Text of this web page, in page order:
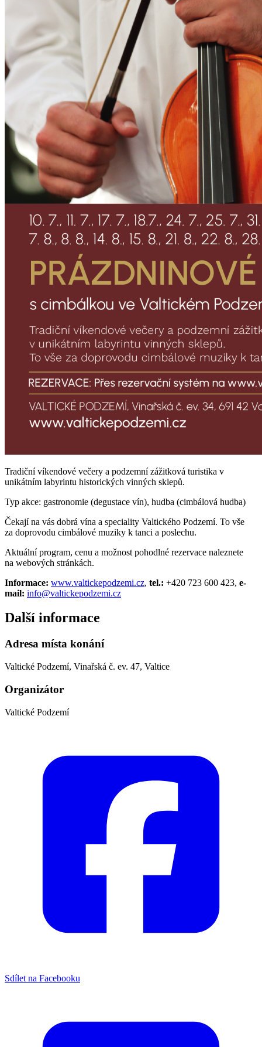
Tradiční víkendové večery a podzemní zážitková turistika v
unikátním labyrintu historických vinných sklepů.
Typ akce: gastronomie (degustace vín), hudba (cimbálová hudba)
Čekají na vás dobrá vína a speciality Valtického Podzemí. To vše
za doprovodu cimbálové muziky k tanci a poslechu.
Aktuální program, cenu a možnost pohodlné rezervace naleznete
na webových stránkách.
Informace: www.valtickepodzemi.cz, tel.: +420 723 600 423, e-
mail: info@valtickepodzemi.cz
Další informace
Adresa místa konání
Valtické Podzemí, Vinařská č. ev. 47, Valtice
Organizátor
Valtické Podzemí
Sdílet na Facebooku